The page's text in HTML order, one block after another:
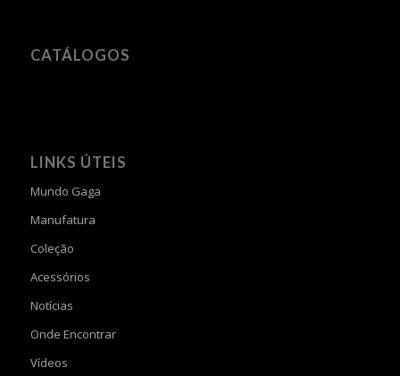
CATÁLOGOS
LINKS ÚTEIS
Mundo Gaga
Manufatura
Coleção
Acessórios
Notícias
Onde Encontrar
Vídeos